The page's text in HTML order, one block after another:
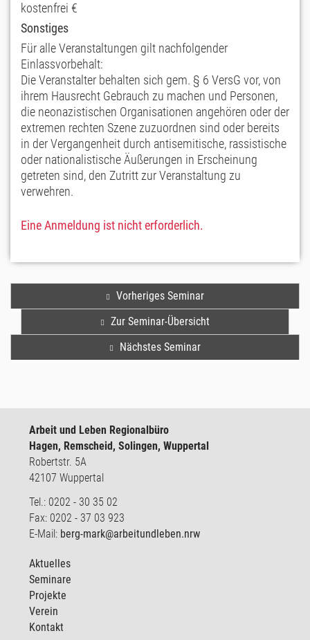
kostenfrei €
Sonstiges
Für alle Veranstaltungen gilt nachfolgender
Einlassvorbehalt:
Die Veranstalter behalten sich gem. § 6 VersG vor, von
ihrem Hausrecht Gebrauch zu machen und Personen,
die neonazistischen Organisationen angehören oder der
extremen rechten Szene zuzuordnen sind oder bereits
in der Vergangenheit durch antisemitische, rassistische
oder nationalistische Äußerungen in Erscheinung
getreten sind, den Zutritt zur Veranstaltung zu
verwehren.
Eine Anmeldung ist nicht erforderlich.
Vorheriges Seminar
Zur Seminar-Übersicht
Nächstes Seminar
Arbeit und Leben Regionalbüro
Hagen, Remscheid, Solingen, Wuppertal
Robertstr. 5A
42107 Wuppertal
Tel.: 0202 - 30 35 02
Fax: 0202 - 37 03 923
E-Mail: berg-mark@arbeitundleben.nrw
Aktuelles
Seminare
Projekte
Verein
Kontakt